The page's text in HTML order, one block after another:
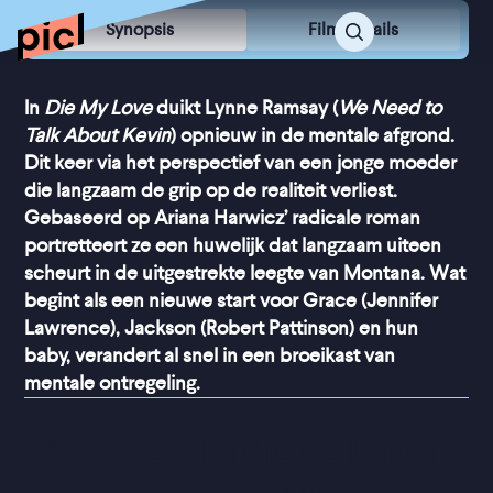
Synopsis Film Details
In Die My Loveduikt Lynne Ramsay (We Need to
Talk About Kevin) opnieuw in de mentale afgrond.
Dit keer via het perspectief van een jonge moeder
die langzaam de grip op de realiteit verliest.
Gebaseerd op Ariana Harwicz’ radicale roman
portretteert ze een huwelijk dat langzaam uiteen
scheurt in de uitgestrekte leegte van Montana. Wat
begint als een nieuwe start voor Grace (Jennifer
Lawrence), Jackson (Robert Pattinson) en hun
baby, verandert al snel in een broeikast van
mentale ontregeling.